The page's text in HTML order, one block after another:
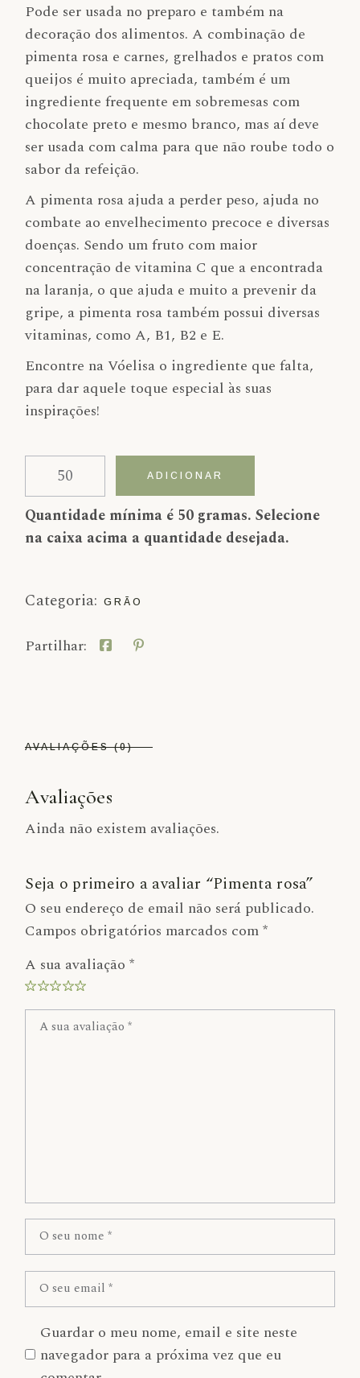
Pode ser usada no preparo e também na
decoração dos alimentos. A combinação de
pimenta rosa e carnes, grelhados e pratos com
queijos é muito apreciada, também é um
ingrediente frequente em sobremesas com
chocolate preto e mesmo branco, mas aí deve
ser usada com calma para que não roube todo o
sabor da refeição.
A pimenta rosa ajuda a perder peso, ajuda no
combate ao envelhecimento precoce e diversas
doenças. Sendo um fruto com maior
concentração de vitamina C que a encontrada
na laranja, o que ajuda e muito a prevenir da
gripe, a pimenta rosa também possui diversas
vitaminas, como A, B1, B2 e E.
Encontre na Vóelisa o ingrediente que falta,
para dar aquele toque especial às suas
inspirações!
Quantidade de Pimenta rosa
ADICIONAR
Alternative:
Quantidade mínima é 50 gramas. Selecione
na caixa acima a quantidade desejada.
Categoria: GRÃO
Partilhar:
AVALIAÇÕES (0)
Avaliações
Ainda não existem avaliações.
Seja o primeiro a avaliar “Pimenta rosa”
O seu endereço de email não será publicado.
Campos obrigatórios marcados com*
A sua avaliação*
Guardar o meu nome, email e site neste
navegador para a próxima vez que eu